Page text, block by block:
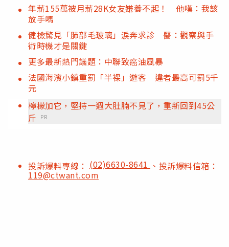
年薪155萬被月薪28K女友嫌養不起！ 他嘆：我該
放手嗎
健檢驚見「肺部毛玻璃」淚奔求診 醫：觀察與手
術時機才是關鍵
更多最新熱門議題：中聯致癌油風暴
法國海濱小鎮重罰「半裸」遊客 違者最高可罰5千
元
檸檬加它，堅持一週大肚腩不見了，重新回到45公
斤
PR
投訴爆料專線： (02)6630-8641 、投訴爆料信箱：
119@ctwant.com